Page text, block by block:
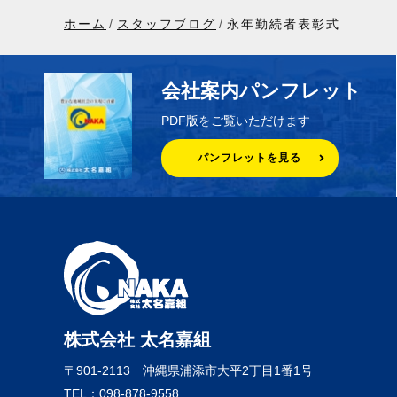
ホーム スタッフブログ 永年勤続者表彰式
会社案内パンフレット
PDF版をご覧いただけます
パンフレットを見る
株式会社 太名嘉組
〒901-2113 沖縄県浦添市大平2丁目1番1号
TEL：098-878-9558